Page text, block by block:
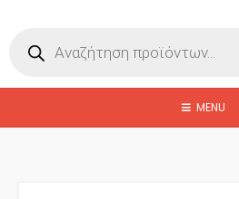
search
MENU